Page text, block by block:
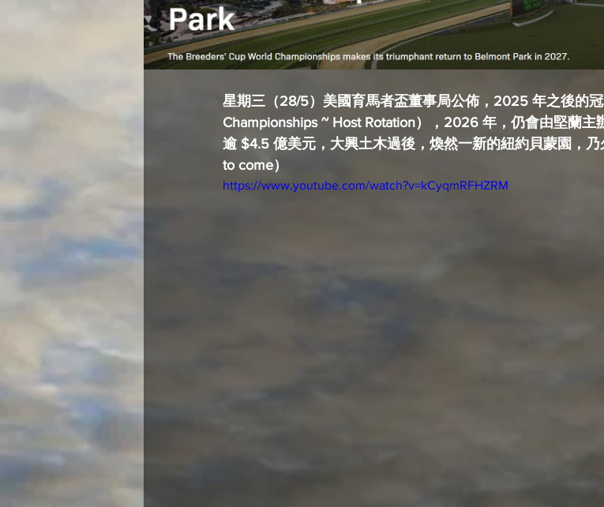
星期三（28/5）美國育馬者盃董事局公佈，2025 年之後的
Championships ~ Host Rotation），2026 年，仍會由堅蘭
逾 $4.5 億美元，大興土木過後，煥然一新的紐約貝蒙園，
to come）
https://www.youtube.com/watch?v=kCyqmRFHZRM